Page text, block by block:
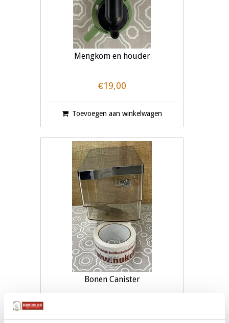
Mengkom en houder
€19,00
Toevoegen aan winkelwagen
Bonen Canister